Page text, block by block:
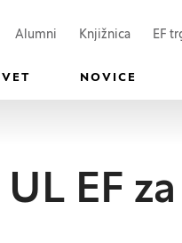
oknu)
se v novem oknu)
Alumni Knjižnica EF
NOVICE
EF za